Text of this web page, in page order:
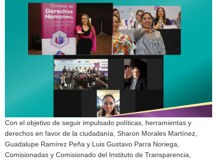
Con el objetivo de seguir impulsado políticas, herramientas y
derechos en favor de la ciudadanía, Sharon Morales Martínez,
Guadalupe Ramírez Peña y Luis Gustavo Parra Noriega,
Comisionadas y Comisionado del Instituto de Transparencia,